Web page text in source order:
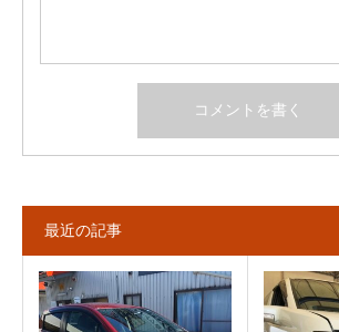
最近の記事